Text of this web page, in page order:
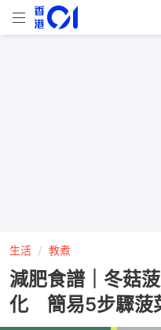
生活 教煮
減肥食譜｜冬菇
化 簡易5步驟菠